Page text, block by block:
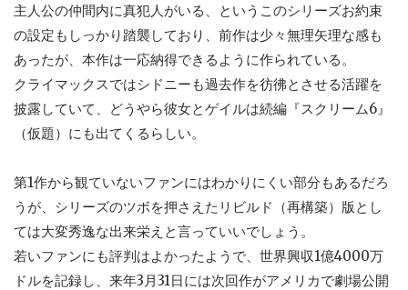
主人公の仲間内に真犯人がいる、というこのシリーズお約束
の設定もしっかり踏襲しており、前作は少々無理矢理な感も
あったが、本作は一応納得できるように作られている。
クライマックスではシドニーも過去作を彷彿とさせる活躍を
披露していて、どうやら彼女とゲイルは続編『スクリーム6』
（仮題）にも出てくるらしい。
第1作から観ていないファンにはわかりにくい部分もあるだろ
うが、シリーズのツボを押さえたリビルド（再構築）版とし
ては大変秀逸な出来栄えと言っていいでしょう。
若いファンにも評判はよかったようで、世界興収1億4000万
ドルを記録し、来年3月31日には次回作がアメリカで劇場公開